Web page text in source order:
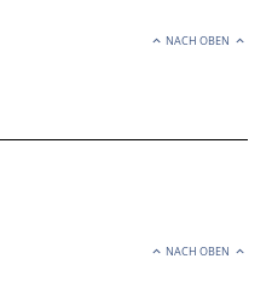
NACH OBEN
NACH OBEN